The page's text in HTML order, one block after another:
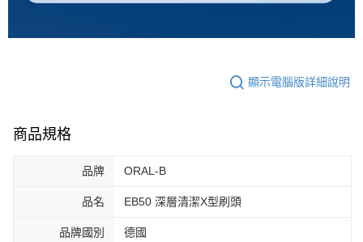
顯示電腦版詳細說明
商品規格
品牌 ORAL-B
品名 EB50 深層清潔X型刷頭
品牌國別 德國